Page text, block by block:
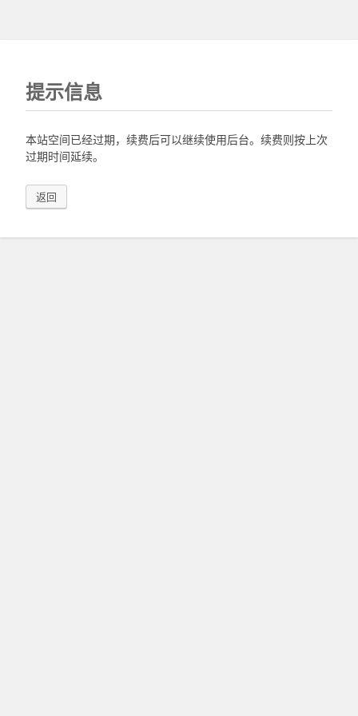
提示信息
本站空间已经过期，续费后可以继续使用后台。续费则按上次
过期时间延续。
返回